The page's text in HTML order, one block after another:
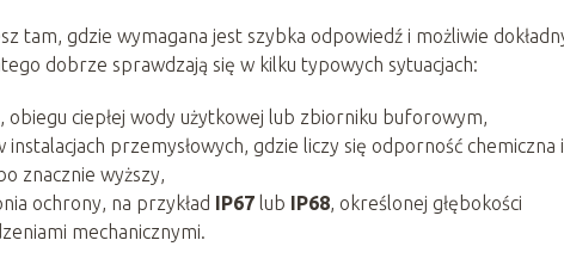
tam, gdzie wymagana jest szybka odpowiedź i możliwie
dobrze sprawdzają się w kilku typowych sytuacjach:
, obiegu ciepłej wody użytkowej lub zbiorniku buforowym,
przemysłowych, gdzie liczy się odporność chemiczna i
znacznie wyższy,
ochrony, na przykład IP67 lub IP68, określonej głębokości
mechanicznymi.